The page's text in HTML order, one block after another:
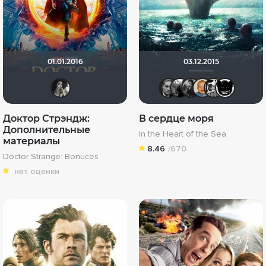
01.01.2016
Вадим Острадчук
Доктор Стрэндж:
Дополнительные
материалы
Doctor Strange: Bonuces
нет оценки
03.12.2015
vonФокс
В сердце моря
In the Heart of the Sea
8.46 /670